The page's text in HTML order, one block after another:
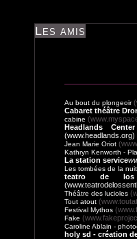
Les amis
Au bout du plongeoir
Cabaret théâtre
cabine
Headlands
(www.headlands.org)
Jean Marie Oriot
Kathryn Kenworth -
La station service
Les tombées de la nuit
teatro de los
Théâtre des lucioles
Tout atout
Festival Mythos
Fake
Caroline Ablain -
holy sd - création